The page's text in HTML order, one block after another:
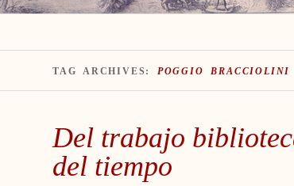
TAG ARCHIVES: POGGIO BRACCIOLINI
Del trabajo
del tiempo